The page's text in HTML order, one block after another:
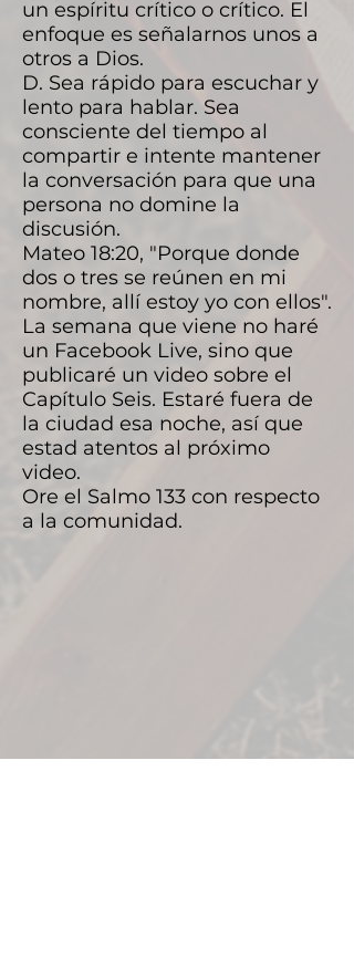
un espíritu crítico o crítico. El
enfoque es señalarnos unos a
otros a Dios.
D. Sea rápido para escuchar y
lento para hablar. Sea
consciente del tiempo al
compartir e intente mantener
la conversación para que una
persona no domine la
discusión.
Mateo 18:20, "Porque donde
dos o tres se reúnen en mi
nombre, allí estoy yo con ellos".
La semana que viene no haré
un Facebook Live, sino que
publicaré un video sobre el
Capítulo Seis. Estaré fuera de
la ciudad esa noche, así que
estad atentos al próximo
video.
Ore el Salmo 133 con respecto
a la comunidad.